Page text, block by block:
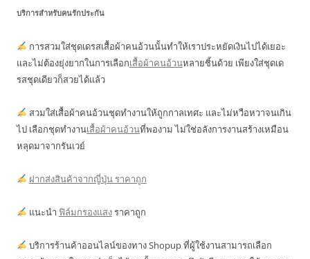
บริการสำหรับคนรักประกัน
การสวมใส่ชุดเดรสเสื้อผ้าคนอ้วนนั้นทำให้เราประหยัดเงินไปได้เยอะ
และไม่ต้องยุ่งยากในการเลือกเสื้อผ้าคนอ้วนหลายชิ้นด้วย เพียงใส่ชุดเด
รสชุดเดียวก็สวยได้แล้ว
สวมใส่เสื้อผ้าคนอ้วนชุดทำงานให้ถูกกาลเทศะ และไม่หวือหวาจนเกิน
ไป เลือกชุดทำงานเสื้อผ้าคนอ้วนที่พองาม ไม่ใช่อลังการงานสร้างเหมือน
หลุดมาจากรันเวย์
ฝากส่งสินค้าจากญี่ปุ่น ราคาถูก
แนะนำ ฟิล์มกรองแสงราคาถูก
บริการร้านค้าออนไลน์ของทาง Shopup ที่ผู้ใช้งานสามารถเลือก